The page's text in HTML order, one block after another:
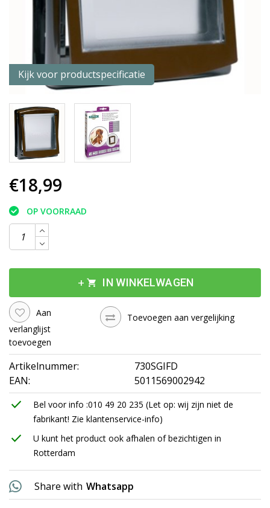
Kijk voor productspecificatie
€18,99
OP VOORRAAD
addshopping_cart IN WINKELWAGEN
Aan
verlanglijst
toevoegen
Toevoegen aan vergelijking
Artikelnummer:
730SGIFD
EAN:
5011569002942
check
Bel voor info :010 49 20 235 (Let op: wij zijn niet de
fabrikant! Zie klantenservice-info)
check
U kunt het product ook afhalen of bezichtigen in
Rotterdam
Share with Whatsapp